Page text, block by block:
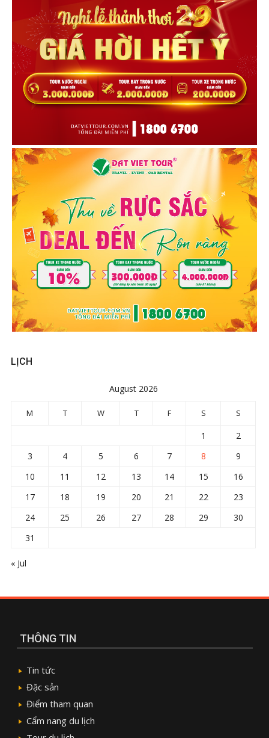
LỊCH
August 2026
M T W T F S S
1
2
3
4 5 6 7 8
9
10
11 12 13 14 15
16
17
18 19 20 21 22
23
24
25 26 27 28 29
30
31
« Jul
THÔNG TIN
Tin tức
Đặc sản
Điểm tham quan
Cẩm nang du lịch